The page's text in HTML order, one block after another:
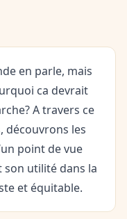
en parle, mais
ca devrait
A travers ce
découvrons les
point de vue
utilité dans la
et équitable.